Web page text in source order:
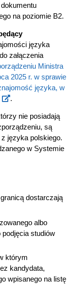
na poziomie B2.
języka
załączenia
Ministra
2025 r. w sprawie
języka, w
.
nie posiadają
są
języka polskiego.
w Systemie
dostarczają
albo
podjęcia studiów
którym
kandydata,
wpisanego na listę